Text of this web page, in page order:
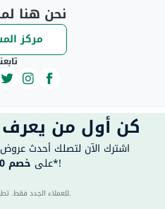
نحن هنا
مركز
كن أول من يعرف
اشترك الآن لتصلك أحدث
على خصم 40٪ على طلبك الأول مباشرةً*!
40 للعملاء الجدد فقط. تطبق الشروط والأحكام.